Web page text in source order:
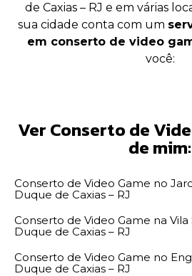
de Caxias – RJ e em várias
sua cidade conta com um
em conserto de video
você:
Ver Conserto de
de mim:
Conserto de Video Game no
Duque de Caxias – RJ
Conserto de Video Game na Vila
Duque de Caxias – RJ
Conserto de Video Game no
Duque de Caxias – RJ